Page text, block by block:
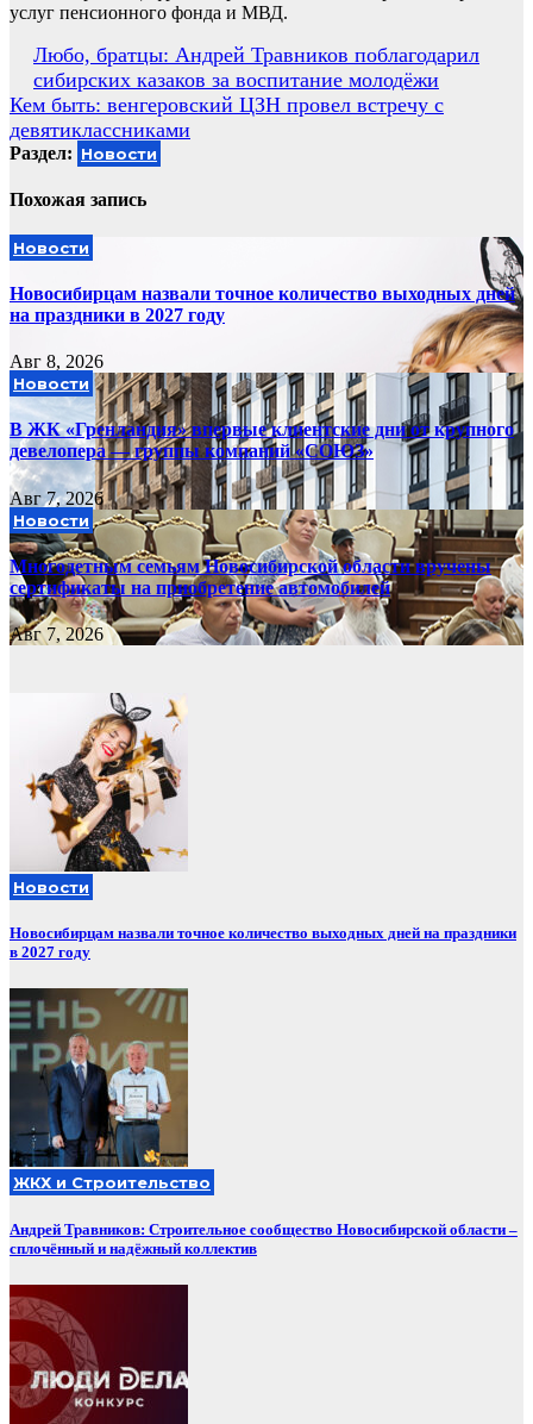
услуг пенсионного фонда и МВД.
Навигация
по
записям
Любо, братцы: Андрей Травников поблагодарил
сибирских казаков за воспитание молодёжи
Кем быть: венгеровский ЦЗН провел встречу с
девятиклассниками
Раздел: Новости
Похожая запись
Новости
Новосибирцам назвали точное количество выходных дней
на праздники в 2027 году
Авг 8, 2026
Новости
В ЖК «Гренландия» впервые клиентские дни от крупного
девелопера — группы компаний «СОЮЗ»
Авг 7, 2026
Новости
Многодетным семьям Новосибирской области вручены
сертификаты на приобретение автомобилей
Авг 7, 2026
Новости
Новосибирцам назвали точное количество выходных дней на праздники
в 2027 году
ЖКХ и Строительство
Андрей Травников: Строительное сообщество Новосибирской области –
сплочённый и надёжный коллектив